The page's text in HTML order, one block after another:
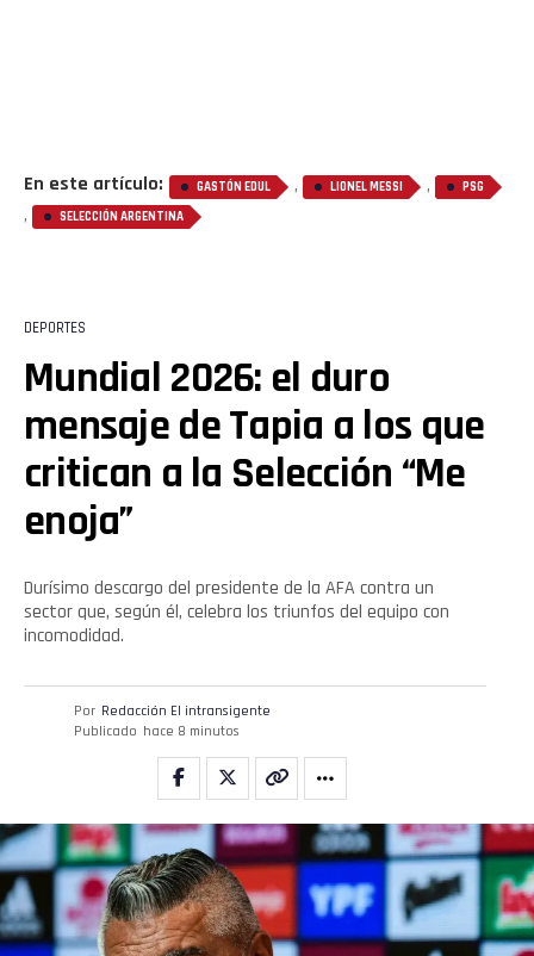
En este artículo: GASTÓN EDUL , LIONEL MESSI , PSG
, SELECCIÓN ARGENTINA
DEPORTES
Mundial 2026: el duro
mensaje de Tapia a los que
critican a la Selección “Me
enoja”
Durísimo descargo del presidente de la AFA contra un
sector que, según él, celebra los triunfos del equipo con
incomodidad.
Por Redacción El intransigente
Publicado hace 8 minutos
Email